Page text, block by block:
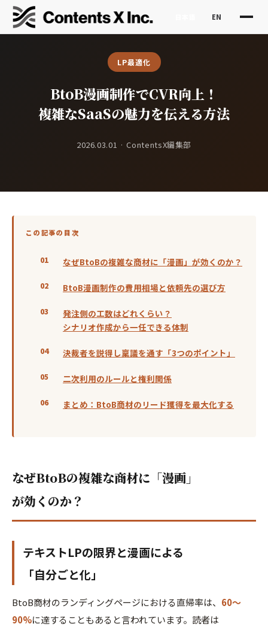
EN
LP最適化
BtoB漫画制作でCVR向上！
複雑なSaaSの魅力を伝える方法
2026.03.01 · ContentsX編集部
この記事の目次
なぜBtoBの複雑な商材に「漫画」が効くのか？
BtoB漫画制作の費用相場と依頼先の選び方
発注側の工数はどれくらい？
シナリオ作成から一任できる体制
決裁者を説得し稟議を通す「3つのポイント」
二次利用のルールと権利関係
まとめ：BtoB商材のリード獲得を最大化する
なぜBtoBの複雑な商材に「漫画」
が効くのか？
テキストLPの限界と漫画による
「自分ごと化」
BtoB商材のランディングページにおける直帰率は、 60〜
90%に達することもあると言われています。読者は